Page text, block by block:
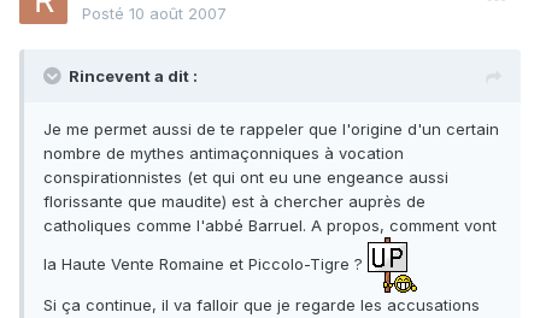
Posté 10 août 2007
Rincevent a dit :
Je me permet aussi de te rappeler que l'origine d'un certain
nombre de mythes antimaçonniques à vocation
conspirationnistes (et qui ont eu une engeance aussi
florissante que maudite) est à chercher auprès de
catholiques comme l'abbé Barruel. A propos, comment vont
la Haute Vente Romaine et Piccolo-Tigre ?
Si ça continue, il va falloir que je regarde les accusations